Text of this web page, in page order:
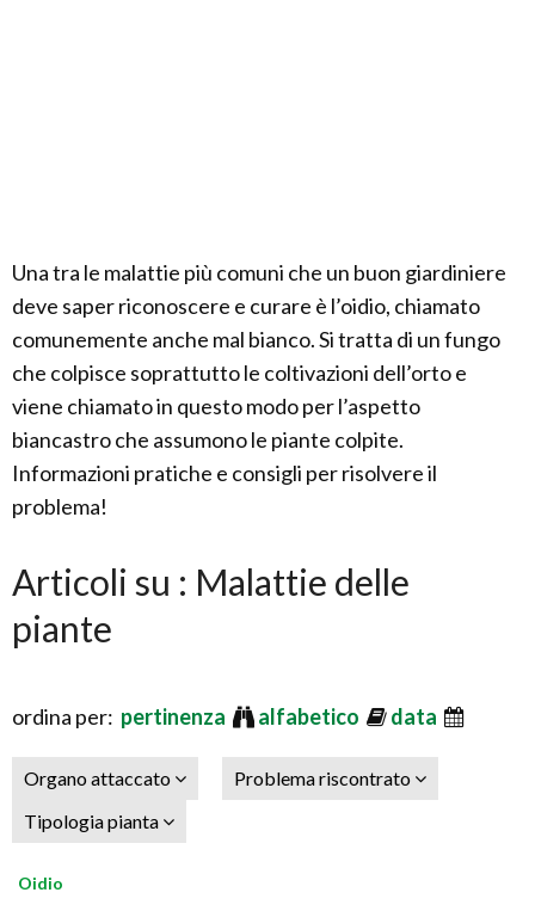
Una tra le malattie più comuni che un buon giardiniere
deve saper riconoscere e curare è l’oidio, chiamato
comunemente anche mal bianco. Si tratta di un fungo
che colpisce soprattutto le coltivazioni dell’orto e
viene chiamato in questo modo per l’aspetto
biancastro che assumono le piante colpite.
Informazioni pratiche e consigli per risolvere il
problema!
Articoli su : Malattie delle
piante
ordina per: pertinenza alfabetico data
Organo attaccato
Problema riscontrato
Tipologia pianta
Oidio